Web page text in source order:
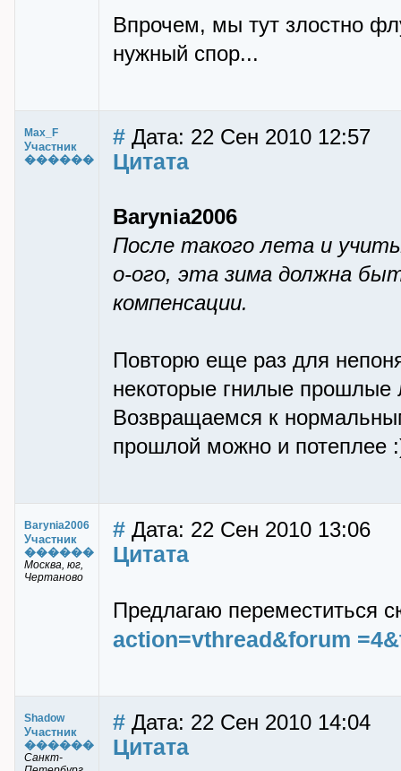
Впрочем, мы тут злостно
нужный спор...
Max_F
Участник
������
# Дата: 22 Сен 2010 12:57
Цитата
Barynia2006
После такого лета и
о-ого, эта зима должна
компенсации.
Повторю еще раз для
некоторые гнилые прошлые
Возвращаемся к
прошлой можно и потеплее
Barynia2006
Участник
������
Mocква, юг,
Чертаново
# Дата: 22 Сен 2010 13:06
Цитата
Предлагаю переместиться
action=vthread&forum
Shadow
Участник
������
Санкт-
# Дата: 22 Сен 2010 14:04
Цитата